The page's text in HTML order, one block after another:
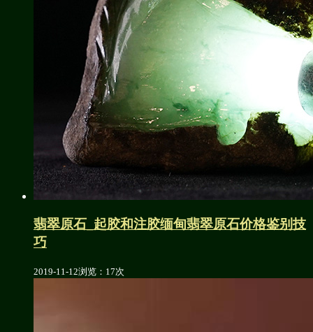
翡翠原石_起胶和注胶缅甸翡翠原石价格鉴别技
巧
2019-11-12浏览：17次